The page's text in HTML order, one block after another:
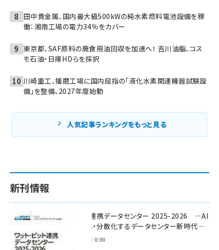
田中貴金属、国内最大級500kWの純水素燃料電池設備を稼
働：湘南工場の電力34％をカバー
東京都、SAF原料の廃食用油回収を加速へ！ 吉川油脂、コス
モ石油・日揮HDらを採択
川崎重工、播磨工場に国内屈指の「液化水素関連機器試験設
備」を整備、2027年度始動
人気記事ランキングをもっと見る
新刊情報
ワット・ビット連携データセンター 2025-2026 ―AI
時代に多様化・分散化するデータセンター新時代―
2025年11月28日 0:00